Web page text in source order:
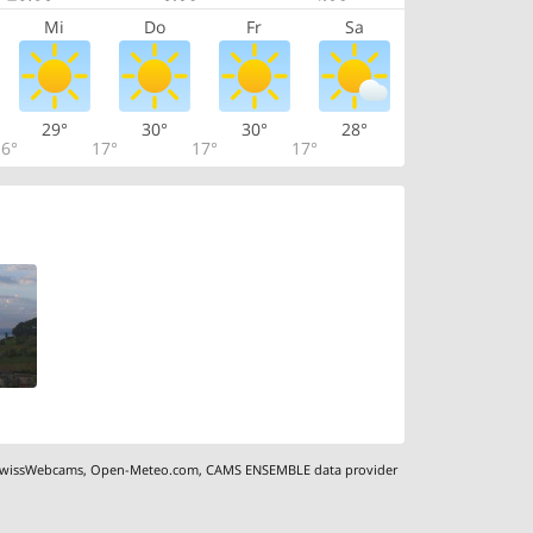
Mi Do Fr Sa
29°
17°
30°
17°
30°
17°
28°
,Open-Meteo.com,CAMS ENSEMBLE data provider